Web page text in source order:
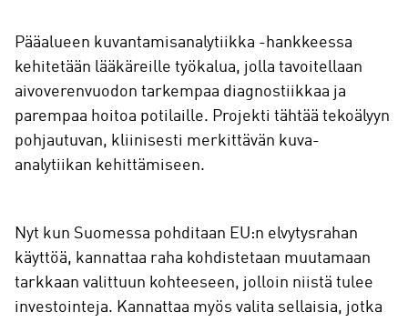
Pääalueen kuvantamisanalytiikka -hankkeessa
kehitetään lääkäreille työkalua, jolla tavoitellaan
aivoverenvuodon tarkempaa diagnostiikkaa ja
parempaa hoitoa potilaille. Projekti tähtää tekoälyyn
pohjautuvan, kliinisesti merkittävän kuva-
analytiikan kehittämiseen.
Nyt kun Suomessa pohditaan EU:n elvytysrahan
käyttöä, kannattaa raha kohdistetaan muutamaan
tarkkaan valittuun kohteeseen, jolloin niistä tulee
investointeja. Kannattaa myös valita sellaisia, jotka